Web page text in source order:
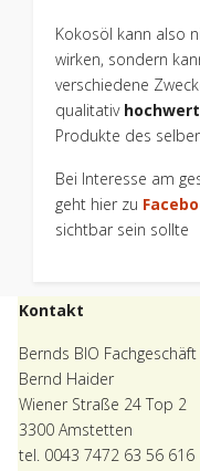
Kokosöl kann also
wirken, sondern
verschiedene
qualitativ
Produkte des
Bei Interesse am
geht hier zu
sichtbar sein sollte
Kontakt
Bernds BIO Fachgeschäft
Bernd Haider
Wiener Straße 24 Top 2
3300 Amstetten
tel. 0043 7472 63 56 616